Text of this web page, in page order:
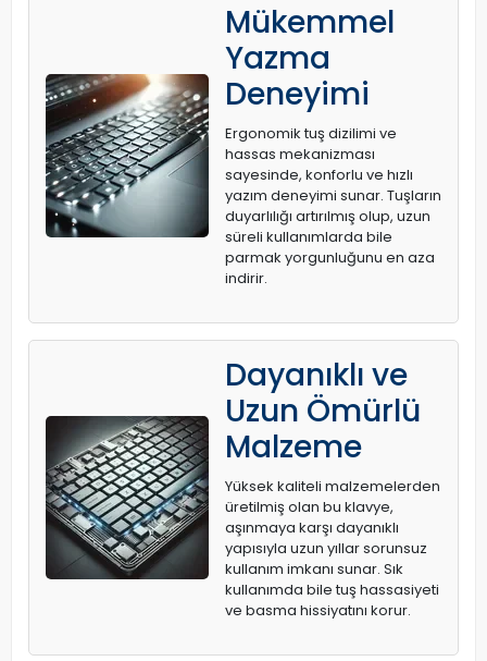
Mükemmel
Yazma
Deneyimi
Ergonomik tuş dizilimi ve
hassas mekanizması
sayesinde, konforlu ve hızlı
yazım deneyimi sunar. Tuşların
duyarlılığı artırılmış olup, uzun
süreli kullanımlarda bile
parmak yorgunluğunu en aza
indirir.
Dayanıklı ve
Uzun Ömürlü
Malzeme
Yüksek kaliteli malzemelerden
üretilmiş olan bu klavye,
aşınmaya karşı dayanıklı
yapısıyla uzun yıllar sorunsuz
kullanım imkanı sunar. Sık
kullanımda bile tuş hassasiyeti
ve basma hissiyatını korur.